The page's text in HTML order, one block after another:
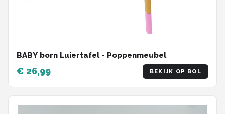
BABY born Luiertafel - Poppenmeubel
€ 26,99 BEKIJK OP BOL